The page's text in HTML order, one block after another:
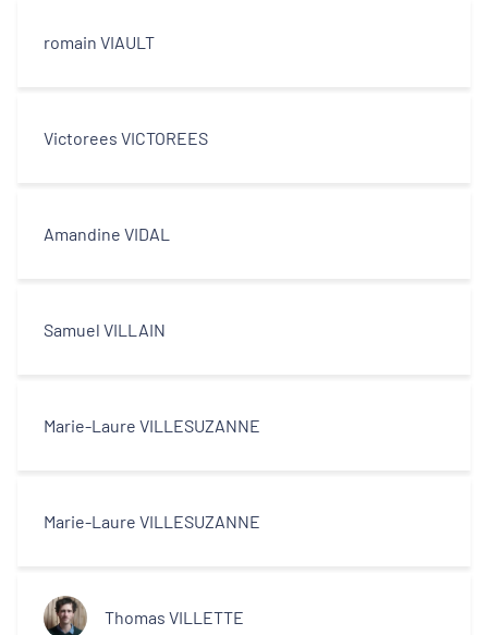
romain VIAULT
Victorees VICTOREES
Amandine VIDAL
Samuel VILLAIN
Marie-Laure VILLESUZANNE
Marie-Laure VILLESUZANNE
Thomas VILLETTE